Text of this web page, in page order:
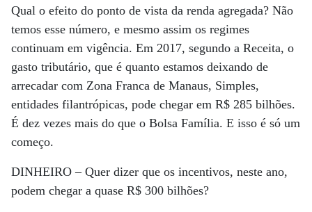
Qual o efeito do ponto de vista da renda agregada? Não
temos esse número, e mesmo assim os regimes
continuam em vigência. Em 2017, segundo a Receita, o
gasto tributário, que é quanto estamos deixando de
arrecadar com Zona Franca de Manaus, Simples,
entidades filantrópicas, pode chegar em R$ 285 bilhões.
É dez vezes mais do que o Bolsa Família. E isso é só um
começo.
DINHEIRO –Quer dizer que os incentivos, neste ano,
podem chegar a quase R$ 300 bilhões?